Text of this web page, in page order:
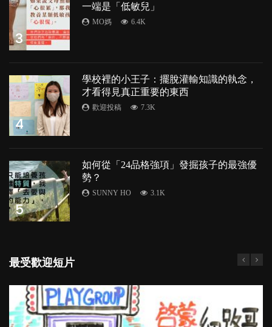
3
一端是「低敏兒」
MO媽 6.4K
4
學校裡的小王子：擺脫灌輸知識的執念，
才看得見真正重要的東西
歡迎投稿 7.3K
5
如何從「24品格強項」發掘孩子的最強優
勢？
SUNNY HO 3.1K
最受歡迎短片